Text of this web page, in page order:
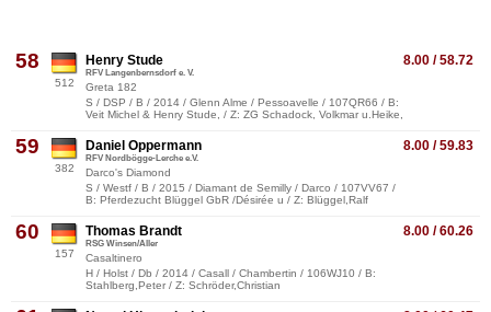
58
512
8.00 / 58.72
Henry Stude
RFV Langenbernsdorf e. V.
Greta 182
S / DSP / B / 2014 / Glenn Alme / Pessoavelle / 107QR66 / B:
Veit Michel & Henry Stude, / Z: ZG Schadock, Volkmar u.Heike,
59
382
8.00 / 59.83
Daniel Oppermann
RFV Nordbögge-Lerche e.V.
Darco's Diamond
S / Westf / B / 2015 / Diamant de Semilly / Darco / 107VV67 /
B: Pferdezucht Blüggel GbR /Désirée u / Z: Blüggel,Ralf
60
157
8.00 / 60.26
Thomas Brandt
RSG Winsen/Aller
Casaltinero
H / Holst / Db / 2014 / Casall / Chambertin / 106WJ10 / B:
Stahlberg,Peter / Z: Schröder,Christian